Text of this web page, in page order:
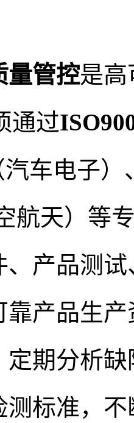
量管控是高
通过
汽车电子）
航天）等
、产品测
靠产品生
定期分析
测标准，